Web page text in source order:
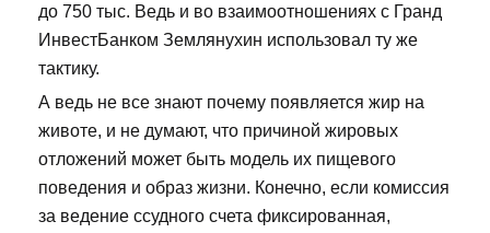
до 750 тыс. Ведь и во взаимоотношениях с Гранд
ИнвестБанком Землянухин использовал ту же
тактику.
А ведь не все знают почему появляется жир на
животе, и не думают, что причиной жировых
отложений может быть модель их пищевого
поведения и образ жизни. Конечно, если комиссия
за ведение ссудного счета фиксированная,